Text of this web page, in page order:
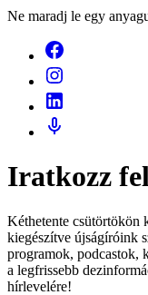
Ne maradj le egy
Iratkozz
Kéthetente csütörtökön
kiegészítve újságíróink
programok, podcastok,
a legfrissebb
hírlevelére!